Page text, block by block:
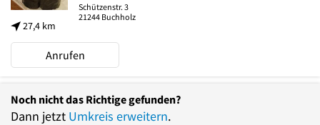
27,4 km
Schützenstr. 3
21244 Buchholz
Anrufen
Noch nicht das Richtige gefunden?
Dann jetzt Umkreis erweitern.